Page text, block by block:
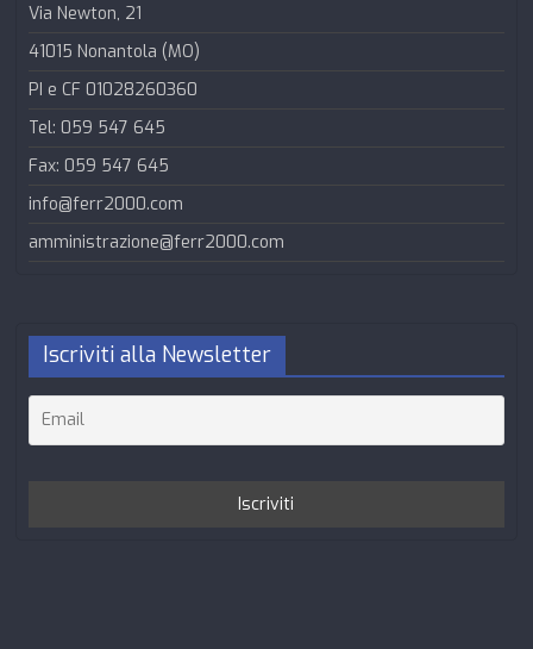
Via Newton, 21
41015 Nonantola (MO)
PI e CF 01028260360
Tel: 059 547 645
Fax: 059 547 645
info@ferr2000.com
amministrazione@ferr2000.com
Iscriviti alla Newsletter